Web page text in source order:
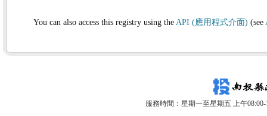
You can also access this registry using the API (應用程式介面) (see
服務時間：星期一至星期五 上午